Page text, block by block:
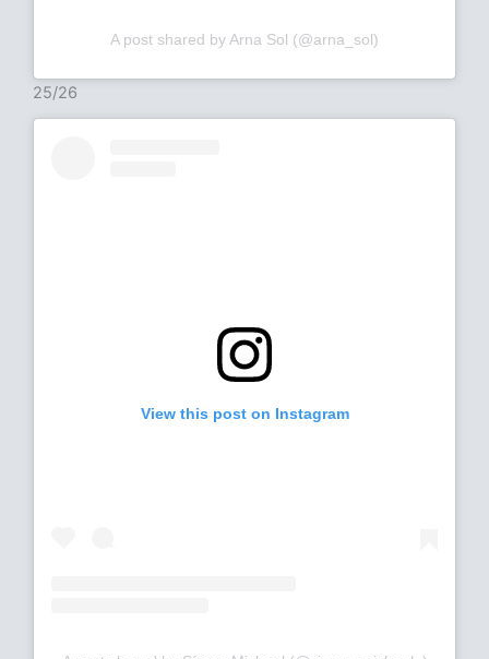
A post shared by Arna Sol (@arna_sol)
25/26
View this post on Instagram